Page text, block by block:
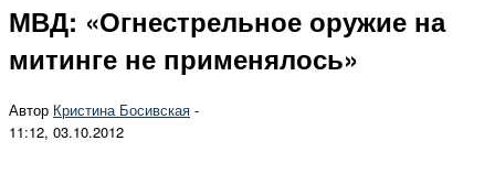
МВД: «Огнестрельное оружие на
митинге не применялось»
Автор Кристина Босивская -
11:12, 03.10.2012